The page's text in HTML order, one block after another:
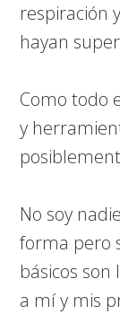
respiración
hayan
Como todo
y
No soy
forma pero
básicos
a mí y mis